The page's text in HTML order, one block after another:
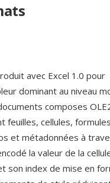
avec Excel 1.0 pour
dominant au niveau
composes
feuilles, cellules,
et métadonnées à
la valeur de la
son index de mise en